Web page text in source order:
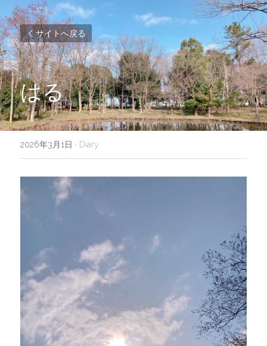
サイトへ戻る
はる
2026年3月1日 · Diary